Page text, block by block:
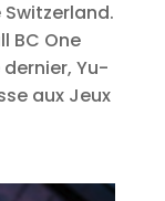
BC One
Yu-
aux Jeux